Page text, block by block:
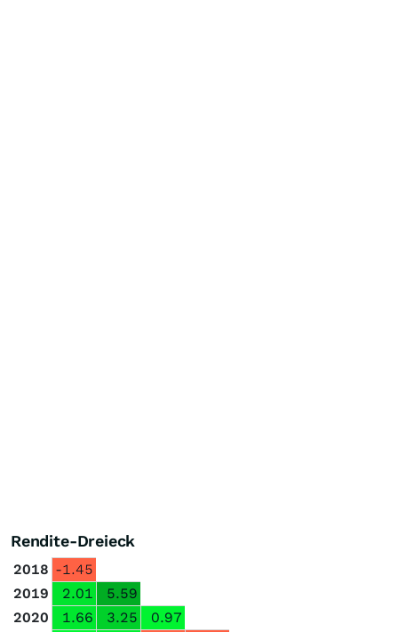
Rendite-Dreieck
2018 -1.45
2019
2.01
5.59
2020
1.66 3.25
0.97